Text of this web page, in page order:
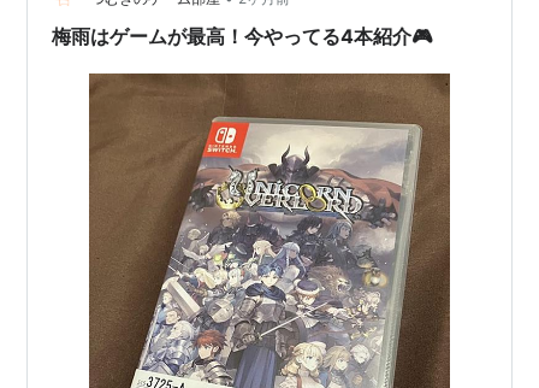
梅雨はゲームが最高！今やってる4本紹介🎮